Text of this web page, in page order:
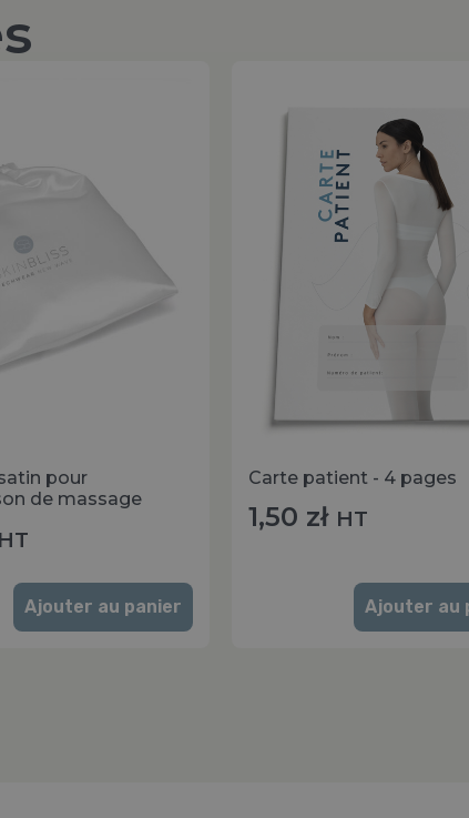
pour
de massage
HT
Ajouter au panier
Carte patient - 4 pages
1,50 zł HT
Ajouter au